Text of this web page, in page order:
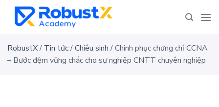
content
RobustX/ Tin tức/Chiêu sinh/Chinh phục chứng chỉ CCNA
– Bước đệm vững chắc cho sự nghiệp CNTT chuyên nghiệp